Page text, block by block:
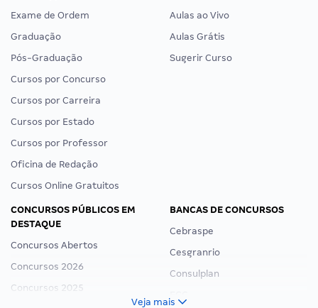
Exame de Ordem
Graduação
Pós-Graduação
Cursos por Concurso
Cursos por Carreira
Cursos por Estado
Cursos por Professor
Oficina de Redação
Cursos Online Gratuitos
Aulas ao Vivo
Aulas Grátis
Sugerir Curso
CONCURSOS PÚBLICOS EM
DESTAQUE
Concursos Abertos
Concursos 2026
Concursos 2025
BANCAS DE CONCURSOS
Cebraspe
Cesgranrio
Consulplan
Veja mais